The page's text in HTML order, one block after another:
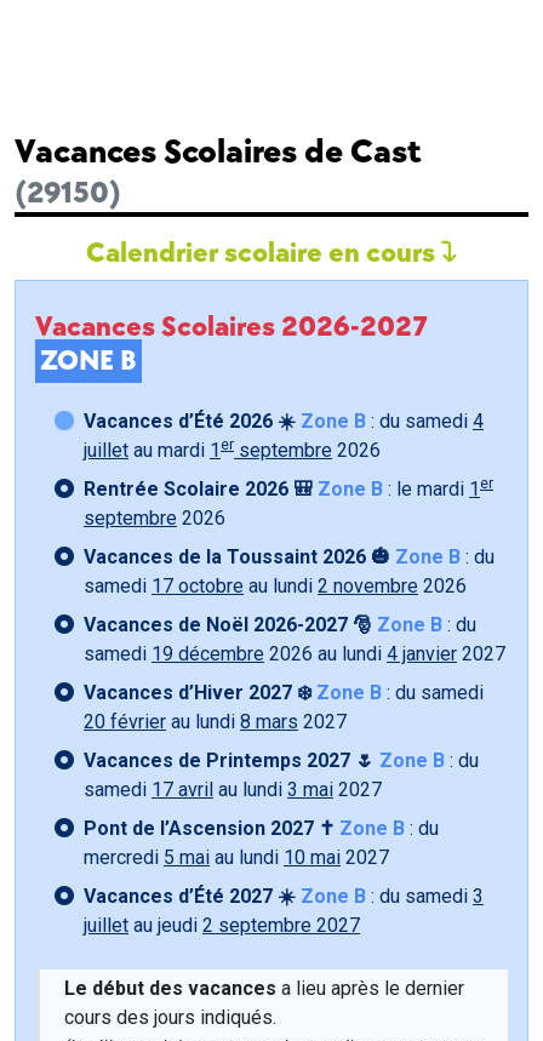
Vacances Scolaires de Cast
(29150)
Calendrier scolaire en cours
Vacances Scolaires 2026-2027
ZONE B
Vacances d’Été 2026 ☀️ Zone B : du samedi 4
juillet au mardi 1 er septembre 2026
Rentrée Scolaire 2026 🎒 Zone B : le mardi 1 er
septembre 2026
Vacances de la Toussaint 2026 🎃 Zone B : du
samedi 17 octobre au lundi 2 novembre 2026
Vacances de Noël 2026-2027 🎅 Zone B : du
samedi 19 décembre 2026 au lundi 4 janvier 2027
Vacances d’Hiver 2027 ❄️ Zone B : du samedi
20 février au lundi 8 mars 2027
Vacances de Printemps 2027 🌷 Zone B : du
samedi 17 avril au lundi 3 mai 2027
Pont de l’Ascension 2027 ✝️ Zone B : du
mercredi 5 mai au lundi 10 mai 2027
Vacances d’Été 2027 ☀️ Zone B : du samedi 3
juillet au jeudi 2 septembre 2027
Le début des vacances a lieu après le dernier
cours des jours indiqués.